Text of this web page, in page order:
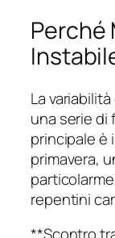
Perché
La
una serie di
principale è
primavera,
repentini